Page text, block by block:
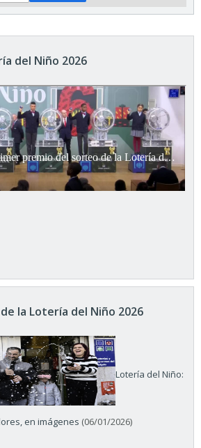
del Niño 2026
la Lotería del Niño 2026
Lotería del Niño:
en imágenes (06/01/2026)